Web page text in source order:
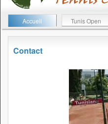
Accueil Tunis Open
Contact